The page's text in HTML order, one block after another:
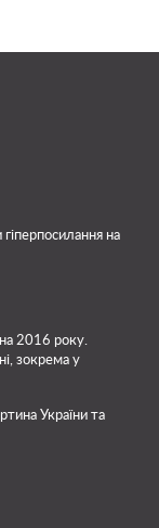
гіперпосилання на
2016 року.
зокрема у
України та